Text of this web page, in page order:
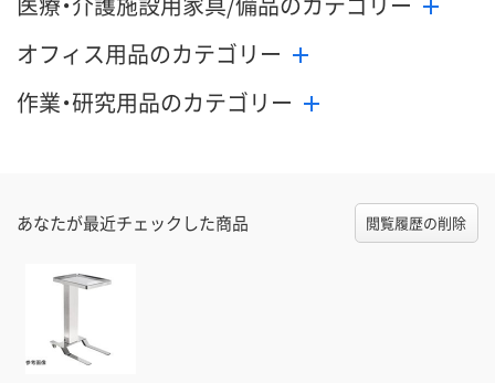
オフィス用品のカテゴリー
作業・研究用品のカテゴリー
あなたが最近チェックした商品 閲覧履歴の削除